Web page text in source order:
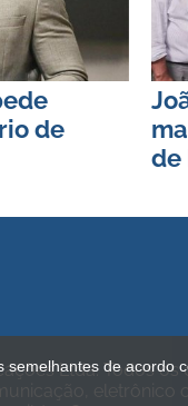
de
de
Ltda. Todos
eletrônico
semelhantes de acordo